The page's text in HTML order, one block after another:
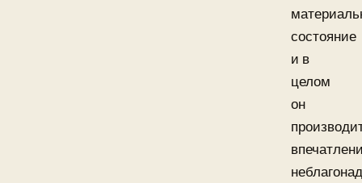
состояние
и в
целом
он